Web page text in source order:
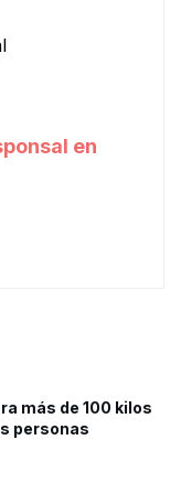
en
más de 100 kilos
personas